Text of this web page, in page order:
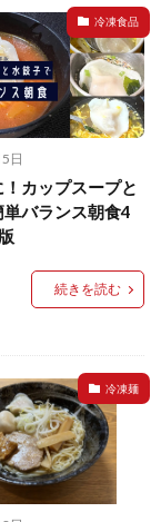
冷凍食品
日
カップスープと
バランス朝食4
続きを読む
冷凍麺
アヒージョ
れつき肉焼売
のはなし』
ン
問い合わせ
ーティー餃子
ン
水餃子